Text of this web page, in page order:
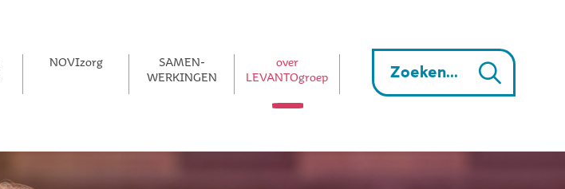
NOVIzorg
SAMEN­­
WERKINGEN
over
LEVANTOgroep